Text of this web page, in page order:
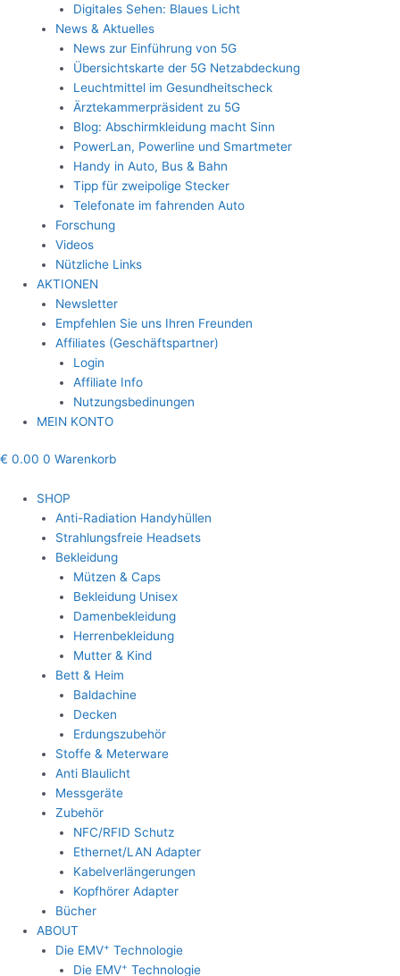
Digitales Sehen: Blaues Licht
News & Aktuelles
News zur Einführung von 5G
Übersichtskarte der 5G Netzabdeckung
Leuchtmittel im Gesundheitscheck
Ärztekammerpräsident zu 5G
Blog: Abschirmkleidung macht Sinn
PowerLan, Powerline und Smartmeter
Handy in Auto, Bus & Bahn
Tipp für zweipolige Stecker
Telefonate im fahrenden Auto
Forschung
Videos
Nützliche Links
AKTIONEN
Newsletter
Empfehlen Sie uns Ihren Freunden
Affiliates (Geschäftspartner)
Login
Affiliate Info
Nutzungsbedinungen
MEIN KONTO
€ 0.00 0 Warenkorb
SHOP
Anti-Radiation Handyhüllen
Strahlungsfreie Headsets
Bekleidung
Mützen & Caps
Bekleidung Unisex
Damenbekleidung
Herrenbekleidung
Mutter & Kind
Bett & Heim
Baldachine
Decken
Erdungszubehör
Stoffe & Meterware
Anti Blaulicht
Messgeräte
Zubehör
NFC/RFID Schutz
Ethernet/LAN Adapter
Kabelverlängerungen
Kopfhörer Adapter
Bücher
ABOUT
Die EMV+ Technologie
Die EMV+ Technologie